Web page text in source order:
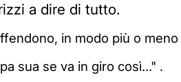
a dire di tutto.
in modo più o
sua se va in giro così..." .